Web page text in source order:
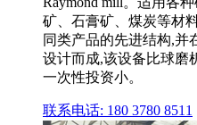
矿、石膏矿、煤炭等材
同类产品的先进结构,并
设计而成,该设备比球磨
一次性投资小。
联系电话: 180 3780 8511